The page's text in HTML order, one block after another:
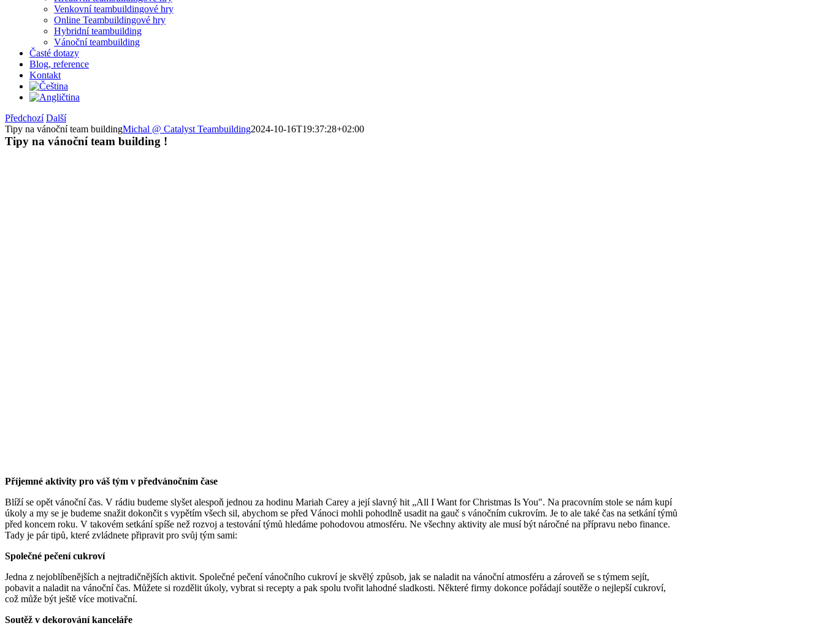
Venkovní teambuildingové hry
Online Teambuildingové hry
Hybridní teambuilding
Vánoční teambuilding
Časté dotazy
Blog, reference
Kontakt
Předchozí Další
Tipy na vánoční team buildingMichal @ Catalyst Teambuilding2024-10-16T19:37:28+02:00
Tipy na vánoční team building !
Příjemné aktivity pro váš tým v předvánočním čase
Blíží se opět vánoční čas. V rádiu budeme slyšet alespoň jednou za hodinu Mariah Carey a její slavný hit „All I Want for Christmas Is You". Na pracovním stole se nám kupí
úkoly a my se je budeme snažit dokončit s vypětím všech sil, abychom se před Vánoci mohli pohodlně usadit na gauč s vánočním cukrovím. Je to ale také čas na setkání týmů
před koncem roku. V takovém setkání spíše než rozvoj a testování týmů hledáme pohodovou atmosféru. Ne všechny aktivity ale musí být náročné na přípravu nebo finance.
Tady je pár tipů, které zvládnete připravit pro svůj tým sami:
Společné pečení cukroví
Jedna z nejoblíbenějších a nejtradičnějších aktivit. Společné pečení vánočního cukroví je skvělý způsob, jak se naladit na vánoční atmosféru a zároveň se s týmem sejít,
pobavit a naladit na vánoční čas. Můžete si rozdělit úkoly, vybrat si recepty a pak spolu tvořit lahodné sladkosti. Některé firmy dokonce pořádají soutěže o nejlepší cukroví,
což může být ještě více motivační.
Soutěž v dekorování kanceláře